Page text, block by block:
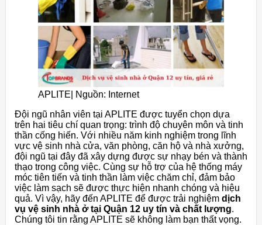
APLITE| Nguồn: Internet
Đội ngũ nhân viên tại APLITE được tuyển chọn dựa
trên hai tiêu chí quan trọng: trình độ chuyên môn và tinh
thần cống hiến. Với nhiều năm kinh nghiệm trong lĩnh
vực vệ sinh nhà cửa, văn phòng, căn hộ và nhà xưởng,
đội ngũ tại đây đã xây dựng được sự nhạy bén và thành
thạo trong công việc. Cùng sự hỗ trợ của hệ thống máy
móc tiên tiến và tinh thần làm việc chăm chỉ, đảm bảo
việc làm sạch sẽ được thực hiện nhanh chóng và hiệu
quả. Vì vậy, hãy đến APLITE để được trải nghiệm dịch
vụ vệ sinh nhà ở tại Quận 12 uy tín và chất lượng.
Chúng tôi tin rằng APLITE sẽ không làm bạn thất vọng.